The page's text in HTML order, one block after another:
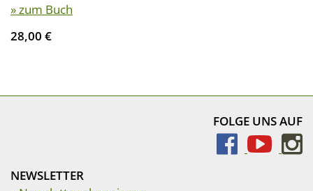
» zum Buch
28,00 €
FOLGE UNS AUF
NEWSLETTER